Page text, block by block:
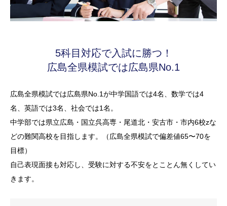
5科目対応で入試に勝つ！
広島全県模試では広島県No.1
広島全県模試では広島県No.1が中学国語では4名、数学では4
名、英語では3名、社会では1名。
中学部では県立広島・国立呉高専・尾道北・安古市・市内6校zな
どの難関高校を目指します。（広島全県模試で偏差値65〜70を
目標）
自己表現面接も対応し、受験に対する不安をとことん無くしてい
きます。